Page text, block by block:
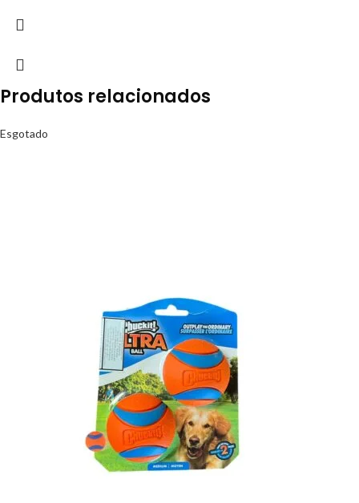
Produtos relacionados
Esgotado